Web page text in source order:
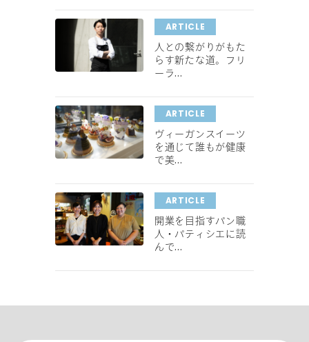
ARTICLE
人との繋がりがもた
らす新たな道。フリ
ーラ...
ARTICLE
ヴィーガンスイーツ
を通じて誰もが健康
で美...
ARTICLE
開業を目指すパン職
人・パティシエに読
んで...